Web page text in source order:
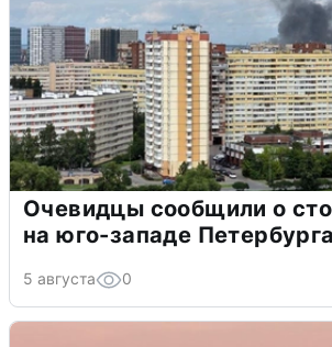
Очевидцы сообщили о
на юго-западе Петербурга
5 августа 0